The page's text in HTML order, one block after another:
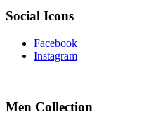
Social Icons
Facebook
Instagram
Men Collection